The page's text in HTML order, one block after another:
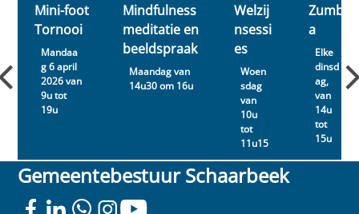
collègu...
technische
a...
Mini-foot
Tornooi
Mandaa
g 6 april
2026 van
9u tot
19u
Mindfulness
meditatie en
beeldspraak
Maandag van
14u30 om 16u
Welzij
nsessi
es
Woen
sdag
van
10u
tot
11u15
Zumb
a
Elke
dinsd
ag,
van
14u
tot
15u
Gemeentebestuur Schaarbeek